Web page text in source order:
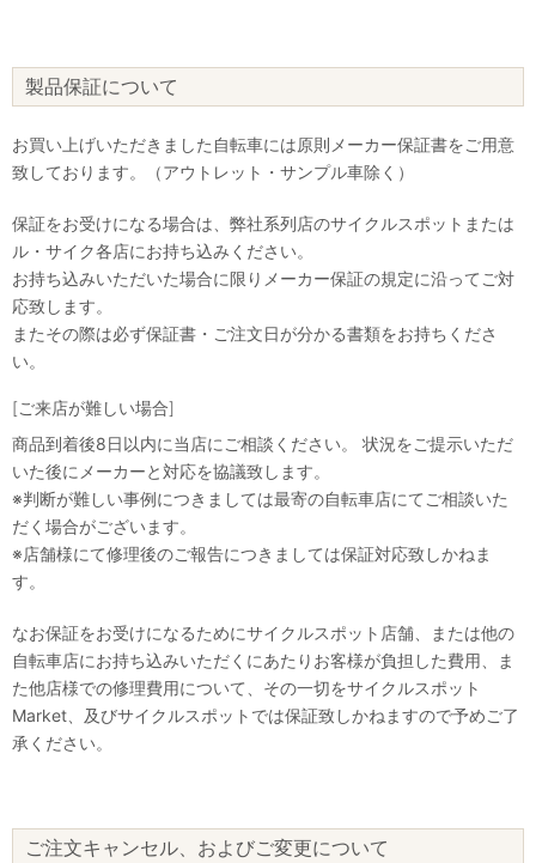
製品保証について
お買い上げいただきました自転車には原則メーカー保証書をご用意
致しております。（アウトレット・サンプル車除く）
保証をお受けになる場合は、弊社系列店のサイクルスポットまたは
ル・サイク各店にお持ち込みください。
お持ち込みいただいた場合に限りメーカー保証の規定に沿ってご対
応致します。
またその際は必ず保証書・ご注文日が分かる書類をお持ちくださ
い。
[ご来店が難しい場合]
商品到着後8日以内に当店にご相談ください。 状況をご提示いただ
いた後にメーカーと対応を協議致します。
※判断が難しい事例につきましては最寄の自転車店にてご相談いた
だく場合がございます。
※店舗様にて修理後のご報告につきましては保証対応致しかねま
す。
なお保証をお受けになるためにサイクルスポット店舗、または他の
自転車店にお持ち込みいただくにあたりお客様が負担した費用、ま
た他店様での修理費用について、その一切をサイクルスポット
Market、及びサイクルスポットでは保証致しかねますので予めご了
承ください。
ご注文キャンセル、およびご変更について